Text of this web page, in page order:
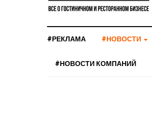
#РЕКЛАМА #НОВОСТИ
#НОВОСТИ КОМПАНИЙ